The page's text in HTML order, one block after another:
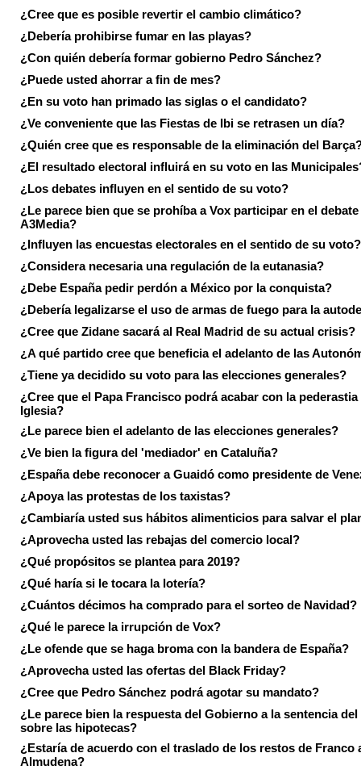
¿Cree que es posible revertir el cambio climático?
¿Debería prohibirse fumar en las playas?
¿Con quién debería formar gobierno Pedro Sánchez?
¿Puede usted ahorrar a fin de mes?
¿En su voto han primado las siglas o el candidato?
¿Ve conveniente que las Fiestas de Ibi se retrasen un día?
¿Quién cree que es responsable de la eliminación del
¿El resultado electoral influirá en su voto en las
¿Los debates influyen en el sentido de su voto?
¿Le parece bien que se prohíba a Vox participar en el debate
A3Media?
¿Influyen las encuestas electorales en el sentido de su voto?
¿Considera necesaria una regulación de la eutanasia?
¿Debe España pedir perdón a México por la conquista?
¿Debería legalizarse el uso de armas de fuego para la
¿Cree que Zidane sacará al Real Madrid de su actual crisis?
¿A qué partido cree que beneficia el adelanto de las
¿Tiene ya decidido su voto para las elecciones generales?
¿Cree que el Papa Francisco podrá acabar con la pederastia
Iglesia?
¿Le parece bien el adelanto de las elecciones generales?
¿Ve bien la figura del 'mediador' en Cataluña?
¿España debe reconocer a Guaidó como presidente de
¿Apoya las protestas de los taxistas?
¿Cambiaría usted sus hábitos alimenticios para salvar el
¿Aprovecha usted las rebajas del comercio local?
¿Qué propósitos se plantea para 2019?
¿Qué haría si le tocara la lotería?
¿Cuántos décimos ha comprado para el sorteo de Navidad?
¿Qué le parece la irrupción de Vox?
¿Le ofende que se haga broma con la bandera de España?
¿Aprovecha usted las ofertas del Black Friday?
¿Cree que Pedro Sánchez podrá agotar su mandato?
¿Le parece bien la respuesta del Gobierno a la sentencia
sobre las hipotecas?
¿Estaría de acuerdo con el traslado de los restos de Franco
Almudena?